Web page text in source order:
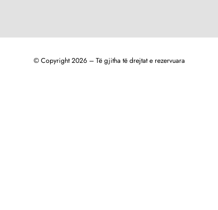
© Copyright 2026 – Të gjitha të drejtat e rezervuara